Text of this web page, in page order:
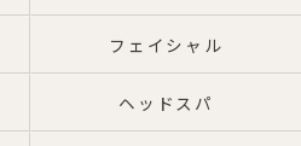
フェイシャル
ヘッドスパ